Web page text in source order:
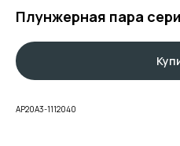
Плунжерная пара
АР20А3-1112040